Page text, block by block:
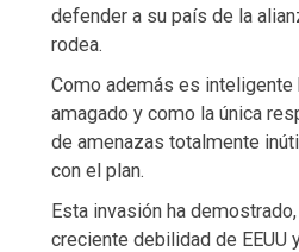
defender a su país de la
rodea.
Como además es inteligente
amagado y como la única
de amenazas totalmente
con el plan.
Esta invasión ha
creciente debilidad de EEUU